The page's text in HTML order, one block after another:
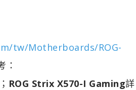
tw/Motherboards/ROG-
：
； ROG Strix X570-I Gaming詳